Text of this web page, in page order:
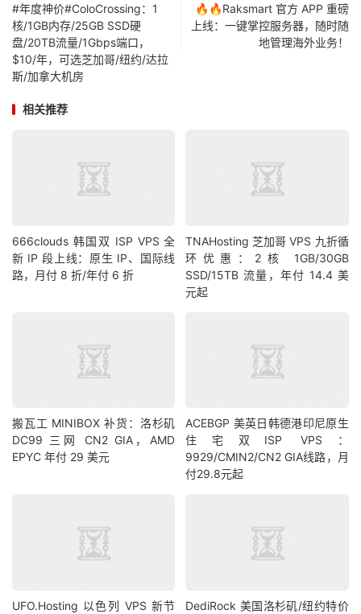
#年度神价#ColoCrossing：1
核/1GB内存/25GB SSD硬
盘/20TB流量/1Gbps端口，
$10/年，可选芝加哥/纽约/达拉
斯/加拿大机房
🔥🔥Raksmart 官方 APP 重磅
上线：一键掌控服务器，随时随
地管理海外业务！
相关推荐
666clouds 韩国双 ISP VPS 全
新 IP 段上线：原生 IP、国际线
路，月付 8 折/年付 6 折
TNAHosting 芝加哥 VPS 九折循
环优惠：2核 1GB/30GB
SSD/15TB 流量，年付 14.4 美
元起
搬瓦工 MINIBOX 补货：洛杉矶
DC99 三网 CN2 GIA，AMD
EPYC 年付 29 美元
ACEBGP 美英日韩德港印尼原生
住宅双ISP VPS：
9929/CMIN2/CN2 GIA线路，月
付29.8元起
UFO.Hosting 以色列 VPS 新节
DediRock 美国洛杉矶/纽约特价